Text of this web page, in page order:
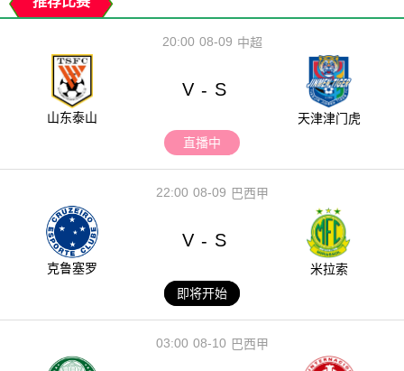
08-09
20:00 中超
山东泰山
V - S
天津津门虎
直播中
08-09
22:00 巴西甲
克鲁塞罗
V - S
米拉索
即将开始
08-10
03:00 巴西甲